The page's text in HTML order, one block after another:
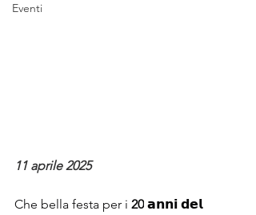
Eventi
11 aprile 2025
Che bella festa per i 20 𝗮𝗻𝗻𝗶 𝗱𝗲𝗹